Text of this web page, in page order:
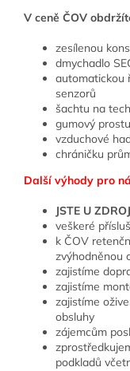
V ceně ČOV
zesílenou
dmychadlo
automatickou
senzorů
šachtu na
gumový
vzduchové
chráničku
Další výhody pro
JSTE U
veškeré
k ČOV
zvýhodněnou
zajistíme
zajistíme
zajistíme
obsluhy
zájemcům
podkladů